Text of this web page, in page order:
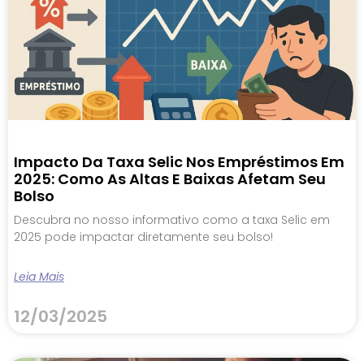
Impacto Da Taxa Selic Nos Empréstimos Em
2025: Como As Altas E Baixas Afetam Seu
Bolso
Descubra no nosso informativo como a taxa Selic em
2025 pode impactar diretamente seu bolso!
Leia Mais
12/03/2025